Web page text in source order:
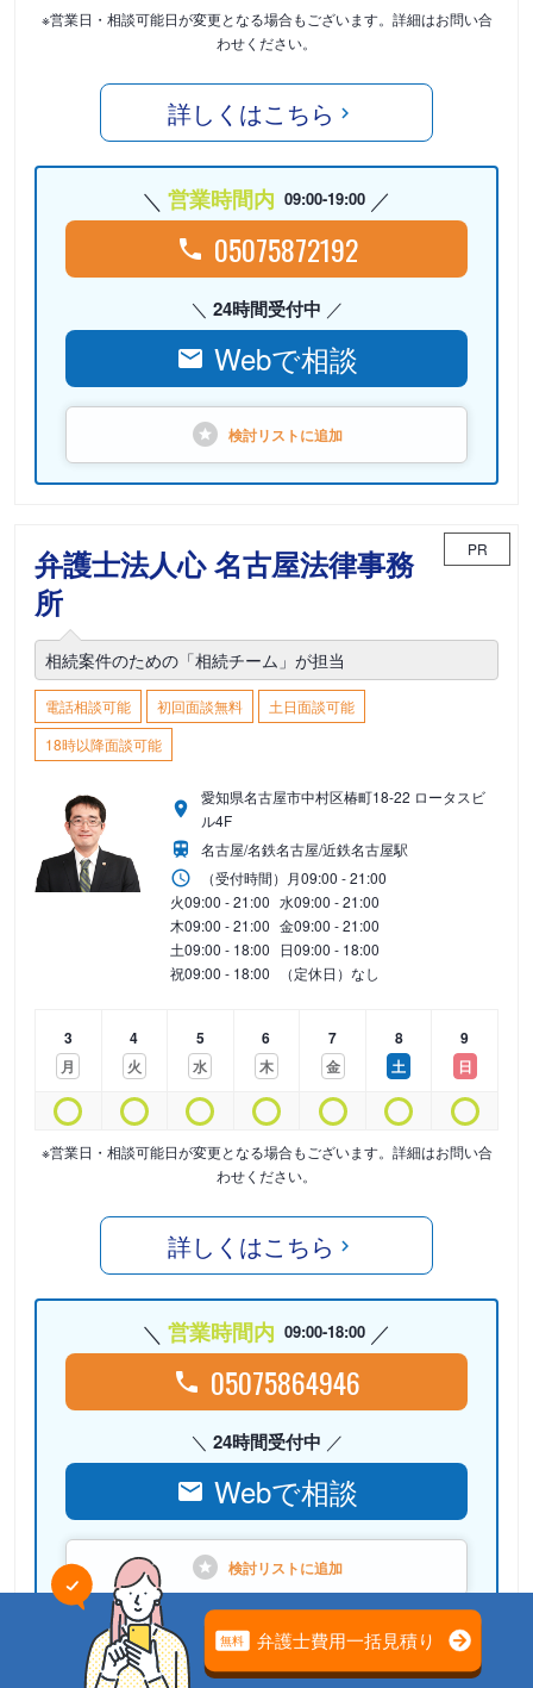
※営業日・相談可能日が変更となる場合もございます。詳細はお問い合
わせください。
詳しくはこちら
営業時間内 09:00-19:00
05075872192
24時間受付中
Webで相談
検討リストに追加
弁護士法人心 名古屋法律事務
所
PR
相続案件のための「相続チーム」が担当
電話相談可能 初回面談無料
土日面談可能
18時以降面談可能
愛知県名古屋市中村区椿町18-22 ロータスビ
ル4F
名古屋/名鉄名古屋/近鉄名古屋駅
（受付時間） 月09:00 - 21:00
火09:00 - 21:00 水09:00 - 21:00
木09:00 - 21:00 金09:00 - 21:00
土09:00 - 18:00 日09:00 - 18:00
祝09:00 - 18:00 （定休日）なし
3
月
4
火
5
水
6
木
7
金
8
土
9
日
※営業日・相談可能日が変更となる場合もございます。詳細はお問い合
わせください。
詳しくはこちら
営業時間内 09:00-18:00
05075864946
24時間受付中
Webで相談
検討リストに追加
PR